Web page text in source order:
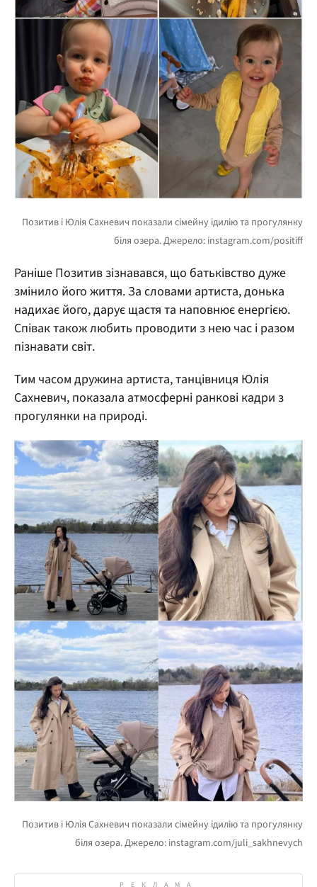
Раніше Позитив зізнавався, що батьківство дуже
змінило його життя. За словами артиста, донька
надихає його, дарує щастя та наповнює енергією.
Співак також любить проводити з нею час і разом
пізнавати світ.
Тим часом дружина артиста, танцівниця Юлія
Сахневич, показала атмосферні ранкові кадри з
прогулянки на природі.